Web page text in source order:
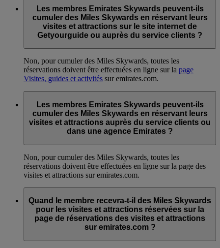
Les membres Emirates Skywards peuvent-ils
cumuler des Miles Skywards en réservant leurs
visites et attractions sur le site internet de
Getyourguide ou auprès du service clients ?
Non, pour cumuler des Miles Skywards, toutes les
réservations doivent être effectuées en ligne sur la page
Visites, guides et activités sur emirates.com.
Les membres Emirates Skywards peuvent-ils
cumuler des Miles Skywards en réservant leurs
visites et attractions auprès du service clients ou
dans une agence Emirates ?
Non, pour cumuler des Miles Skywards, toutes les
réservations doivent être effectuées en ligne sur la page des
visites et attractions sur emirates.com.
Quand le membre recevra-t-il des Miles Skywards
pour les visites et attractions réservées sur la
page de réservations des visites et attractions
sur emirates.com ?